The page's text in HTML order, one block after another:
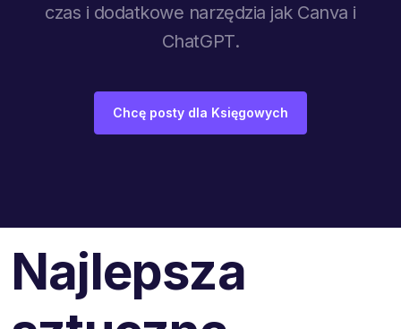
czas i dodatkowe narzędzia jak Canva i
ChatGPT.
Chcę posty dla Księgowych
Najlepsza